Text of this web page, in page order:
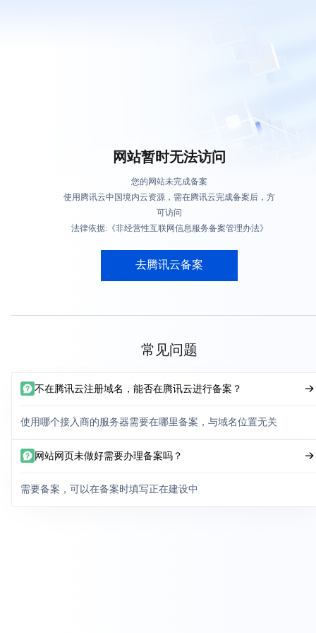
网站暂时无法访问
您的网站未完成备案
使用腾讯云中国境内云资源，需在腾讯云完成备案后，方
可访问
法律依据:《非经营性互联网信息服务备案管理办法》
去腾讯云备案
常见问题
不在腾讯云注册域名，能否在腾讯云进行备案？
使用哪个接入商的服务器需要在哪里备案，与域名位置无关
网站网页未做好需要办理备案吗？
需要备案，可以在备案时填写正在建设中